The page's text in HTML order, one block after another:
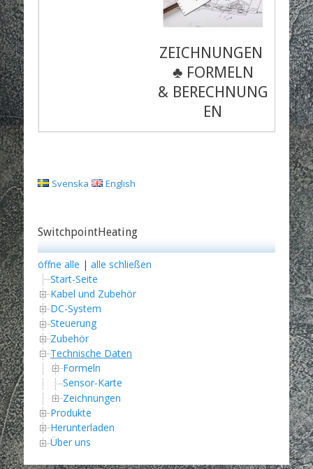
ZEICHNUNGEN
♣ FORMELN
& BERECHNUNG
EN
Svenska English
SwitchpointHeating
öffne alle | alle schließen
Start-Seite
Kabel und Zubehör
DC-System
Steuerung
Zubehör
Technische Daten
Formeln
Sensor-Karte
Zeichnungen
Produkte
Herunterladen
Über uns